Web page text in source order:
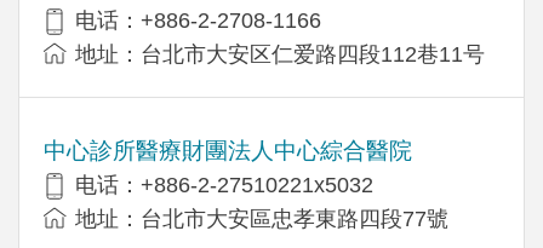
电话：+886-2-2708-1166
地址：台北市大安区仁爱路四段112巷11号
中心診所醫療財團法人中心綜合醫院
电话：+886-2-27510221x5032
地址：台北市大安區忠孝東路四段77號